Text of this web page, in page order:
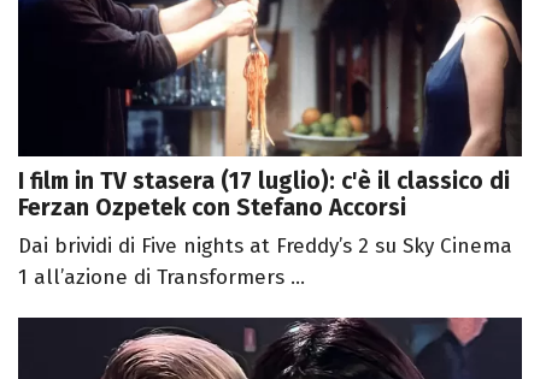
I film in TV stasera (17 luglio): c'è il classico di
Ferzan Ozpetek con Stefano Accorsi
Dai brividi di Five nights at Freddy’s 2 su Sky Cinema
1 all’azione di Transformers ...